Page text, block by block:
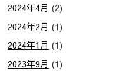
2024年4月 (2)
2024年2月 (1)
2024年1月 (1)
2023年9月 (1)